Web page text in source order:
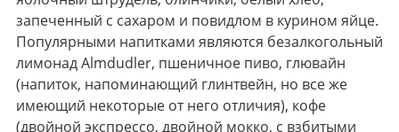
запеченный с сахаром и повидлом в курином яйце.
Популярными напитками являются безалкогольный
лимонад Almdudler, пшеничное пиво, глювайн
(напиток, напоминающий глинтвейн, но все же
имеющий некоторые от него отличия), кофе
(двойной экспрессо, двойной мокко, с взбитыми